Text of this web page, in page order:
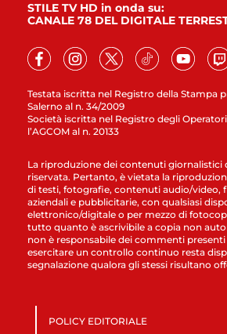
Testata iscritta nel Registro della Stampa
Salerno al n. 34/2009
Società iscritta nel Registro degli
l’AGCOM al n. 20133
STILE TV HD in onda su:
CANALE 78 DEL DIGITALE
La riproduzione dei contenuti giornalistici
riservata. Pertanto, è vietata la
di testi, fotografie, contenuti audio/video,
aziendali e pubblicitarie, con qualsiasi
elettronico/digitale o per mezzo di
tutto quanto è ascrivibile a copia non
non è responsabile dei commenti
esercitare un controllo continuo resta
segnalazione qualora gli stessi risultano
POLICY EDITORIALE